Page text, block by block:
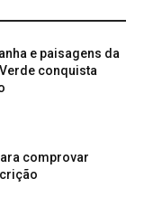
e paisagens da
conquista
comprovar